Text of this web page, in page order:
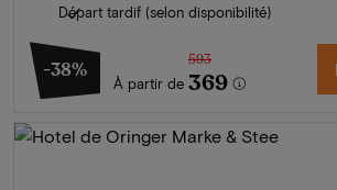
Départ tardif (selon disponibilité)
-38%
À partir de
593
369